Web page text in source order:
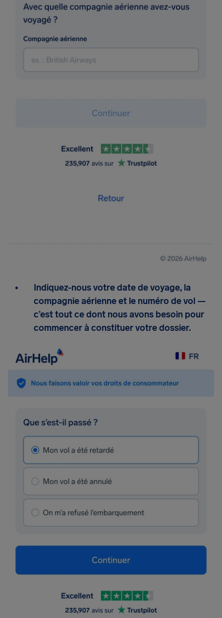
Indiquez-nous votre date de voyage, la
compagnie aérienne et le numéro de vol —
c’est tout ce dont nous avons besoin pour
commencer à constituer votre dossier.